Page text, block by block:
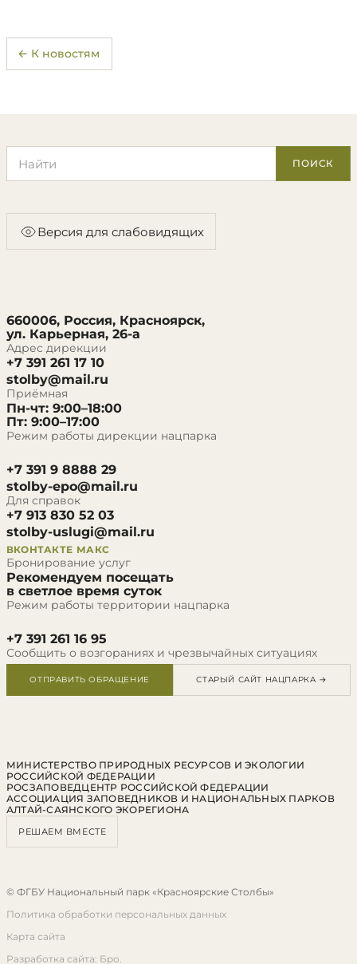
← К новостям
ПОИСК
Версия для слабовидящих
660006, Россия, Красноярск,
ул. Карьерная, 26-а
Адрес дирекции
+7 391 261 17 10
stolby@mail.ru
Приёмная
Пн-чт: 9:00–18:00
Пт: 9:00–17:00
Режим работы дирекции нацпарка
+7 391 9 8888 29
stolby-epo@mail.ru
Для справок
+7 913 830 52 03
stolby-uslugi@mail.ru
ВКОНТАКТЕ МАКС
Бронирование услуг
Рекомендуем посещать
в светлое время суток
Режим работы территории нацпарка
+7 391 261 16 95
Сообщить о возгораниях и чрезвычайных ситуациях
ОТПРАВИТЬ ОБРАЩЕНИЕ СТАРЫЙ САЙТ НАЦПАРКА →
МИНИСТЕРСТВО ПРИРОДНЫХ РЕСУРСОВ И ЭКОЛОГИИ
РОССИЙСКОЙ ФЕДЕРАЦИИ
РОСЗАПОВЕДЦЕНТР РОССИЙСКОЙ ФЕДЕРАЦИИ
АССОЦИАЦИЯ ЗАПОВЕДНИКОВ И НАЦИОНАЛЬНЫХ ПАРКОВ
АЛТАЙ-САЯНСКОГО ЭКОРЕГИОНА
РЕШАЕМ ВМЕСТЕ
© ФГБУ Национальный парк «Красноярские Столбы»
Политика обработки персональных данных
Карта сайта
Разработка сайта: Бро.